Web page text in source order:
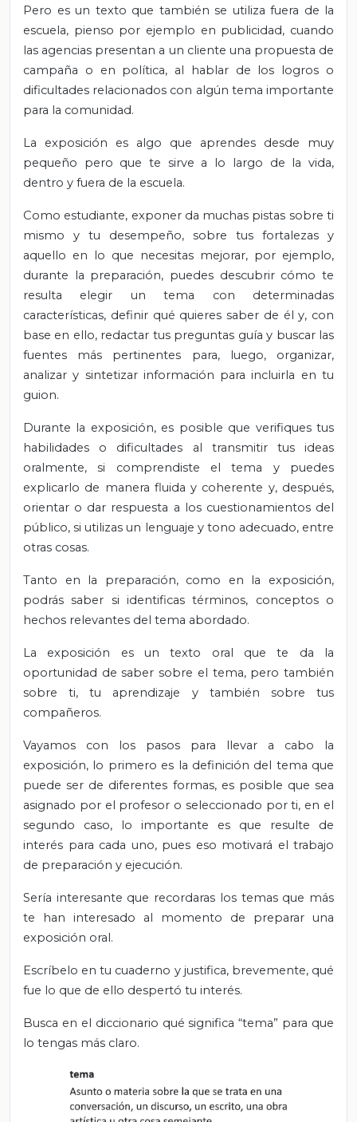
Pero es un texto que también se utiliza fuera de la
escuela, pienso por ejemplo en publicidad, cuando
las agencias presentan a un cliente una propuesta de
campaña o en política, al hablar de los logros o
dificultades relacionados con algún tema importante
para la comunidad.
La exposición es algo que aprendes desde muy
pequeño pero que te sirve a lo largo de la vida,
dentro y fuera de la escuela.
Como estudiante, exponer da muchas pistas sobre ti
mismo y tu desempeño, sobre tus fortalezas y
aquello en lo que necesitas mejorar, por ejemplo,
durante la preparación, puedes descubrir cómo te
resulta elegir un tema con determinadas
características, definir qué quieres saber de él y, con
base en ello, redactar tus preguntas guía y buscar las
fuentes más pertinentes para, luego, organizar,
analizar y sintetizar información para incluirla en tu
guion.
Durante la exposición, es posible que verifiques tus
habilidades o dificultades al transmitir tus ideas
oralmente, si comprendiste el tema y puedes
explicarlo de manera fluida y coherente y, después,
orientar o dar respuesta a los cuestionamientos del
público, si utilizas un lenguaje y tono adecuado, entre
otras cosas.
Tanto en la preparación, como en la exposición,
podrás saber si identificas términos, conceptos o
hechos relevantes del tema abordado.
La exposición es un texto oral que te da la
oportunidad de saber sobre el tema, pero también
sobre ti, tu aprendizaje y también sobre tus
compañeros.
Vayamos con los pasos para llevar a cabo la
exposición, lo primero es la definición del tema que
puede ser de diferentes formas, es posible que sea
asignado por el profesor o seleccionado por ti, en el
segundo caso, lo importante es que resulte de
interés para cada uno, pues eso motivará el trabajo
de preparación y ejecución.
Sería interesante que recordaras los temas que más
te han interesado al momento de preparar una
exposición oral.
Escríbelo en tu cuaderno y justifica, brevemente, qué
fue lo que de ello despertó tu interés.
Busca en el diccionario qué significa “tema” para que
lo tengas más claro.